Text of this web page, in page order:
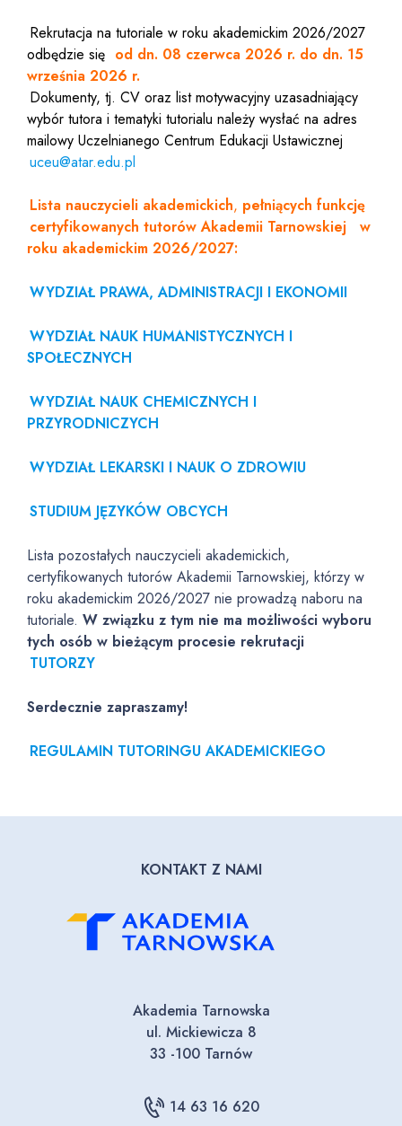
Rekrutacja na tutoriale w roku akademickim 2026/2027
odbędzie się od dn. 08 czerwca 2026 r. do dn. 15
września 2026 r.
Dokumenty, tj. CV oraz list motywacyjny uzasadniający
wybór tutora i tematyki tutorialu należy wysłać na adres
mailowy Uczelnianego Centrum Edukacji Ustawicznej
uceu@atar.edu.pl
Lista nauczycieli akademickich, pełniących funkcję
certyfikowanych tutorów Akademii Tarnowskiej
w
roku akademickim 2026/2027:
WYDZIAŁ PRAWA, ADMINISTRACJI I EKONOMII
WYDZIAŁ NAUK HUMANISTYCZNYCH I
SPOŁECZNYCH
WYDZIAŁ NAUK CHEMICZNYCH I
PRZYRODNICZYCH
WYDZIAŁ LEKARSKI I NAUK O ZDROWIU
STUDIUM JĘZYKÓW OBCYCH
Lista pozostałych nauczycieli akademickich,
certyfikowanych tutorów Akademii Tarnowskiej, którzy w
roku akademickim 2026/2027 nie prowadzą naboru na
tutoriale. W związku z tym nie ma możliwości wyboru
tych osób w bieżącym procesie rekrutacji
TUTORZY
Serdecznie zapraszamy!
REGULAMIN TUTORINGU AKADEMICKIEGO
KONTAKT Z NAMI
Akademia Tarnowska
ul. Mickiewicza 8
33 -100 Tarnów
14 63 16 620